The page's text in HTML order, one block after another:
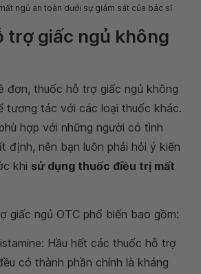
ngủ an toàn dưới sự giám sát của bác sĩ
trợ giấc ngủ không
đơn, thuốc hỗ trợ giấc ngủ không
tương tác với các loại thuốc khác.
hợp với những người có tình
định, nên bạn luôn phải hỏi ý kiến
khi sử dụng thuốc điều trị mất
giấc ngủ OTC phổ biến bao gồm:
Hầu hết các thuốc hỗ trợ
có thành phần chính là kháng